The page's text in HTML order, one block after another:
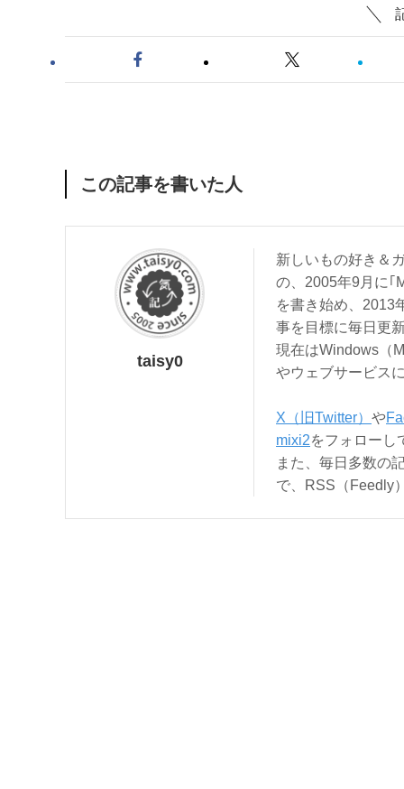
この記事を書いた人
taisy0
新しいもの好き＆
の、2005年9月に｢
を書き始め、2013
事を目標に毎日更
現在はWindows（
やウェブサービス
X（旧Twitter） や
mixi2をフォローし
また、毎日多数の
で、RSS（Feedly